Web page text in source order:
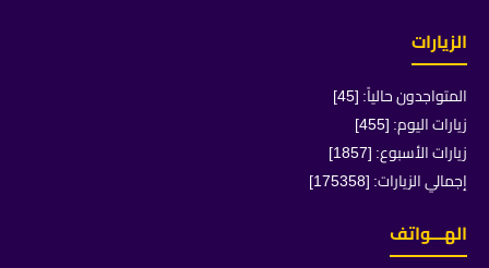
الزيارات
المتواجدون حالياً: [45]
زيارات اليوم: [455]
زيارات الأسبوع: [1857]
إجمالي الزيارات: [175358]
الهـــواتف